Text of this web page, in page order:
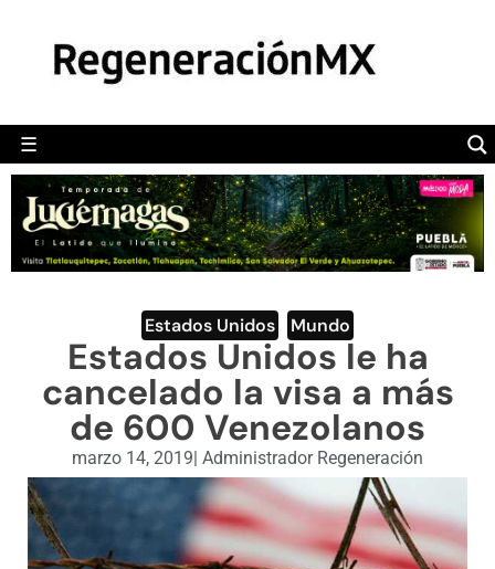
☰
POLÍTICA
CAMALEÓN
OPINIÓN
DEPORTES
ENGLISH SECTION
VIDEOS
Estados Unidos Mundo
Estados Unidos le ha
cancelado la visa a más
de 600 Venezolanos
marzo 14, 2019| Administrador Regeneración